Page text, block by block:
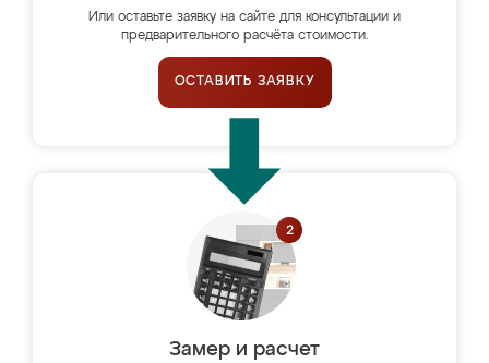
Или оставьте заявку на сайте для консультации и
предварительного расчёта стоимости.
ОСТАВИТЬ ЗАЯВКУ
Замер и расчет